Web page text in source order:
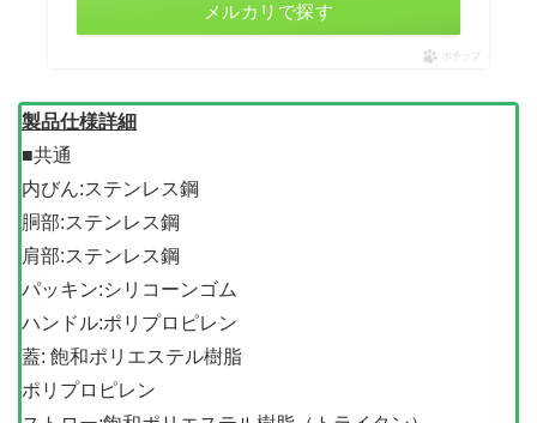
メルカリで探す
ポチップ
製品仕様詳細
■共通
内びん:ステンレス鋼
胴部:ステンレス鋼
肩部:ステンレス鋼
パッキン:シリコーンゴム
ハンドル:ポリプロピレン
蓋: 飽和ポリエステル樹脂
ポリプロピレン